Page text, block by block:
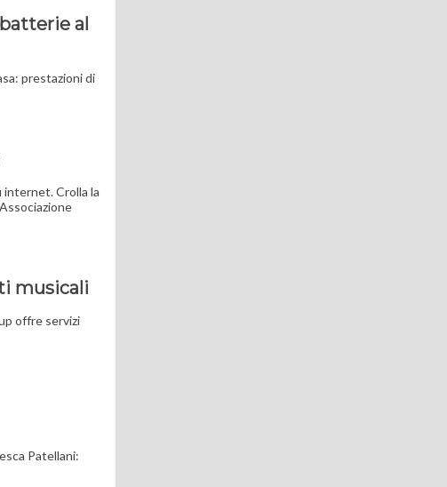
al
prestazioni di
internet. Crolla la
musicali
offre servizi
Patellani: